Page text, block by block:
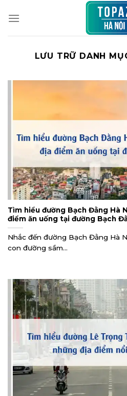
đến
LƯU TRỮ DANH
Tìm hiểu đường Bạch Đằng Hà
điểm ăn uống tại đường Bạch
Nhắc đến đường Bạch Đằng Hà
con đường sầm...